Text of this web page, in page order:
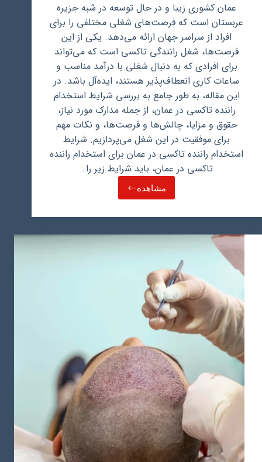
عمان کشوری زیبا و در حال توسعه در شبه جزیره
عربستان است که فرصت‌های شغلی مختلفی را برای
افراد از سراسر جهان ارائه می‌دهد. یکی از این
فرصت‌ها، شغل رانندگی تاکسی است که می‌تواند
برای افرادی که به دنبال شغلی با درآمد مناسب و
ساعات کاری انعطاف‌پذیر هستند، ایده‌آل باشد. در
این مقاله، به طور جامع به بررسی شرایط استخدام
راننده تاکسی در عمان، از جمله مدارک مورد نیاز،
حقوق و مزایا، چالش‌ها و فرصت‌ها، و نکات مهم
برای موفقیت در این شغل می‌پردازیم. شرایط
استخدام راننده تاکسی در عمان برای استخدام راننده
تاکسی در عمان، باید شرایط زیر را…
مشاهدهاستخدام
تاکسی
عمان: